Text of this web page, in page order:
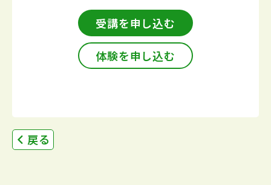
受講を申し込む
体験を申し込む
戻る